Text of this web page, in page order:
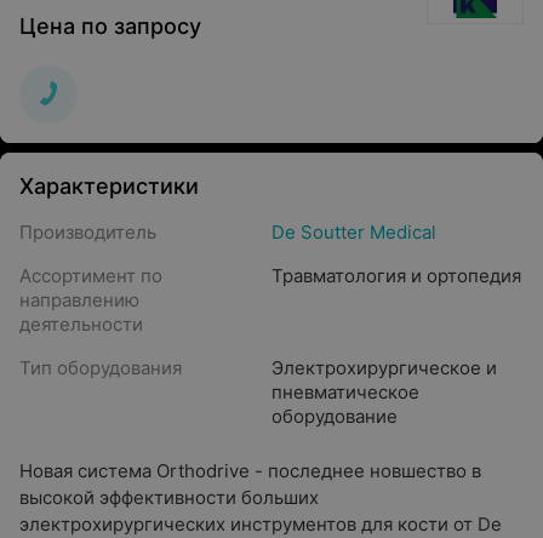
Цена по запросу
Характеристики
Производитель
De Soutter Medical
Ассортимент по
направлению
деятельности
Травматология и ортопедия
Тип оборудования
Электрохирургическое и
пневматическое
оборудование
Новая система Orthodrive - последнее новшество в
высокой эффективности больших
электрохирургических инструментов для кости от De